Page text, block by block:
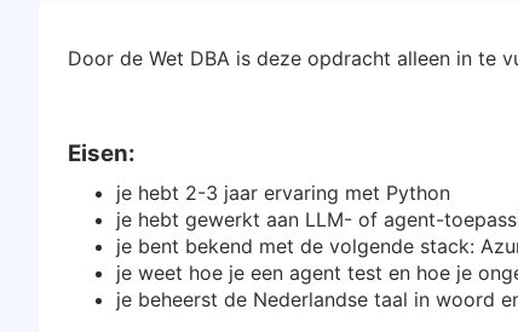
Door de Wet DBA is deze opdracht alleen in te
Eisen:
je hebt 2-3 jaar ervaring met Python
je hebt gewerkt aan LLM- of agent-
je bent bekend met de volgende stack:
je weet hoe je een agent test en hoe je
je beheerst de Nederlandse taal in woord